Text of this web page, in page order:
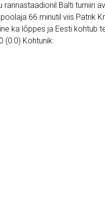
Balti turniiri
66.minutil viis Patrik
ka lõppes ja Eesti kohtub
(0:0) Kohtunik: